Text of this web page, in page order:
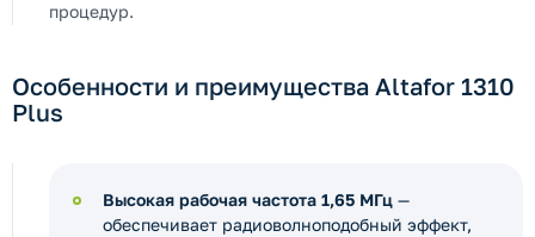
процедур.
Особенности и преимущества Altafor 1310
Plus
Высокая рабочая частота 1,65 МГц —
обеспечивает радиоволноподобный эффект,